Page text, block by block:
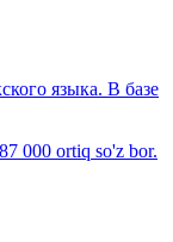
языка. В базе
000 ortiq so'z bor.